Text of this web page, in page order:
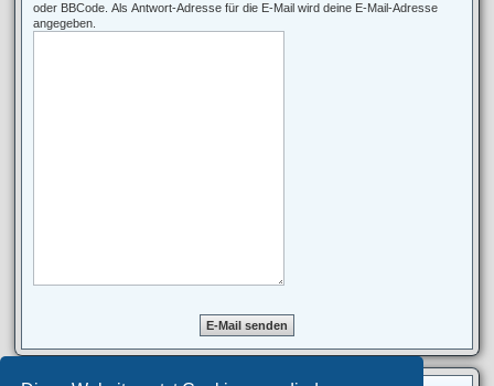
oder BBCode. Als Antwort-Adresse für die E-Mail wird deine E-Mail-Adresse
angegeben.